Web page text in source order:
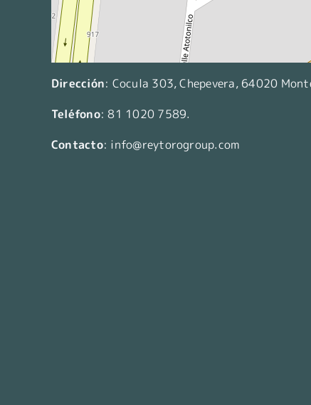
Dirección: Cocula 303, Chepevera, 64020
Teléfono: 81 1020 7589.
Contacto: info@reytorogroup.com